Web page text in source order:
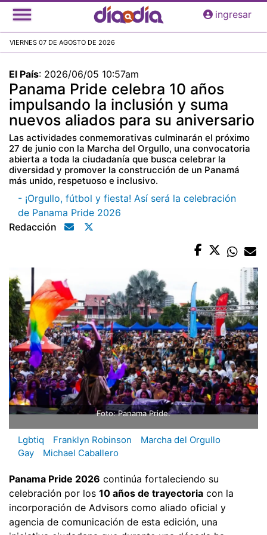
Pasar
al
principal
ingresar
VIERNES 07 DE AGOSTO DE 2026
El País: 2026/06/05 10:57am
Panama Pride celebra 10 años
impulsando la inclusión y suma
nuevos aliados para su aniversario
Las actividades conmemorativas culminarán el próximo
27 de junio con la Marcha del Orgullo, una convocatoria
abierta a toda la ciudadanía que busca celebrar la
diversidad y promover la construcción de un Panamá
más unido, respetuoso e inclusivo.
- ¡Orgullo, fútbol y fiesta! Así será la celebración
de Panama Pride 2026
Redacción
Foto: Panama Pride.
Lgbtiq Franklyn Robinson
Marcha del Orgullo
Gay
Michael Caballero
Panama Pride 2026 continúa fortaleciendo su
celebración por los 10 años de trayectoria con la
incorporación de Advisors como aliado oficial y
agencia de comunicación de esta edición, una